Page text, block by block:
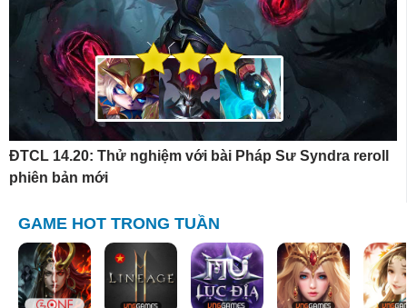
ĐTCL 14.20: Thử nghiệm với bài Pháp Sư Syndra reroll
phiên bản mới
GAME HOT TRONG TUẦN